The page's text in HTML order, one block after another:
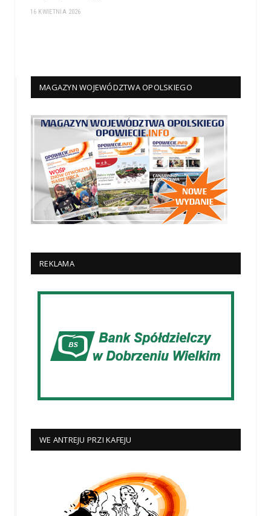
16 KWIETNIA 2026
MAGAZYN WOJEWÓDZTWA OPOLSKIEGO
REKLAMA
WE ANTREJU PRZI KAFEJU